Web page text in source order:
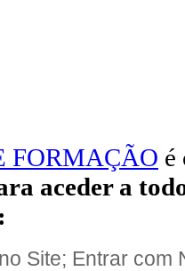
FORMAÇÃO é
aceder a
Site; Entrar com